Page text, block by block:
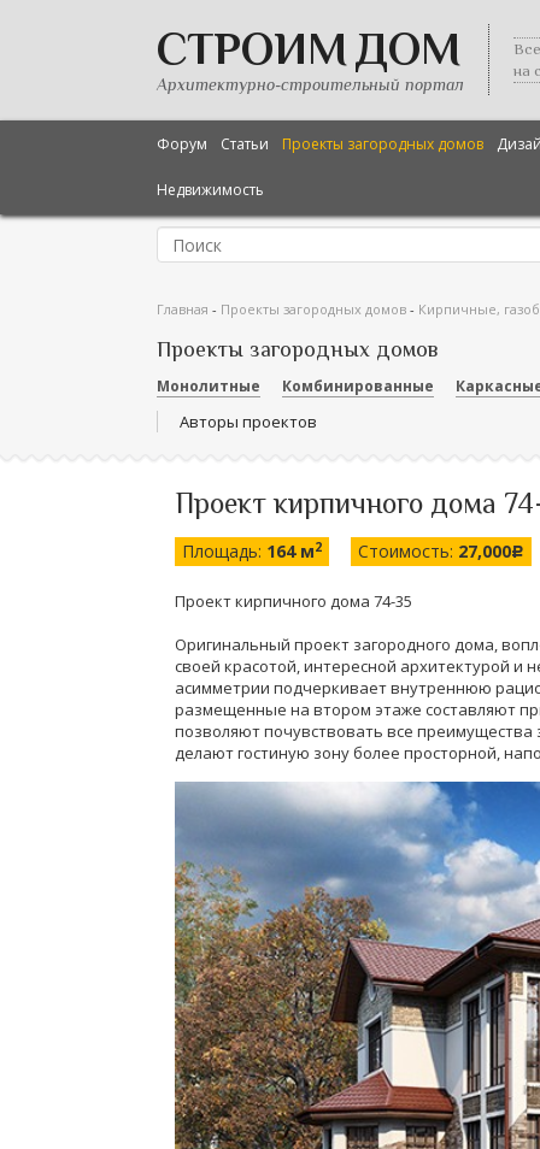
СТРОИМ ДОМ
Архитектурно-строительный портал
на
Форум Статьи Проекты загородных домов
Недвижимость
Главная - Проекты загородных домов - Кирпичные,
Проекты загородных домов
Монолитные Комбинированные
Авторы проектов
Проект кирпичного дома
Площадь: 164 м2 Стоимость: 27,000c
Проект кирпичного дома 74-35
Оригинальный проект загородного дома,
своей красотой, интересной архитектурой
асимметрии подчеркивает внутреннюю
размещенные на втором этаже составляют
позволяют почувствовать все
делают гостиную зону более просторной,